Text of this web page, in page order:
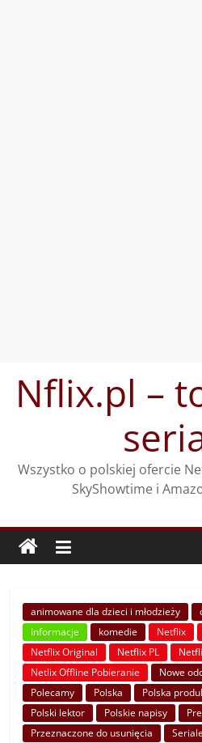
treściNflix.pl –
Wszystko o polskiej ofercie
SkyShowtime i
animowane dla dzieci i młodzieży
Informacje
komedie Netflix
Netflix Original
Netflix PL
Netlix Offline Pobieranie
Nowe
Polecamy
Polska Polska
Polski lektor
Polskie napisy
Przeznaczone do usunięcia
Seriale